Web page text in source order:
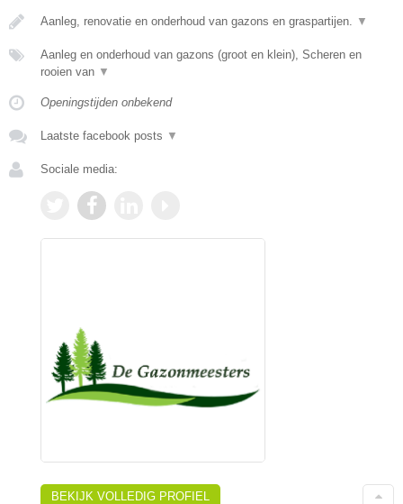
Aanleg, renovatie en onderhoud van gazons en graspartijen. ▼
Aanleg en onderhoud van gazons (groot en klein), Scheren en
rooien van ▼
Openingstijden onbekend
Laatste facebook posts ▼
Sociale media:
BEKIJK VOLLEDIG PROFIEL